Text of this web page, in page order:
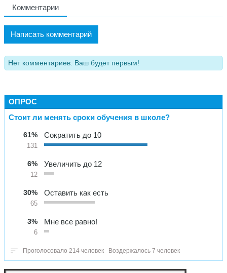
Комментарии
Написать комментарий
Нет комментариев. Ваш будет первым!
ОПРОС
Стоит ли менять сроки обучения в школе?
61%
131
Сократить до 10
6%
12
Увеличить до 12
30%
65
Оставить как есть
3%
6
Мне все равно!
Проголосовало 214 человек Воздержалось 7 человек